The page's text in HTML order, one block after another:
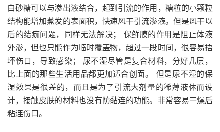
白砂糖可以与渗出液结合，起到引流的作用，糖粒的小颗粒
结构能增加蒸发的表面积，快速风干引流渗液。但是风干以
后的结痂问题，同样无法解决； 保鲜膜的作用是阻止体液
外渗，但也只能作为临时覆盖物，超过一段时间，很容易捂
坏伤口，导致感染； 尿不湿尽管是复合材料，分好几层，
比上面的那些生活用品都更加适合创面。 但是尿不湿的保
湿效果是很差的，而且是为了引流大剂量的稀薄液体而设
计，接触皮肤的材料也没有防黏连的功能。非常容易干燥后
粘连伤口。